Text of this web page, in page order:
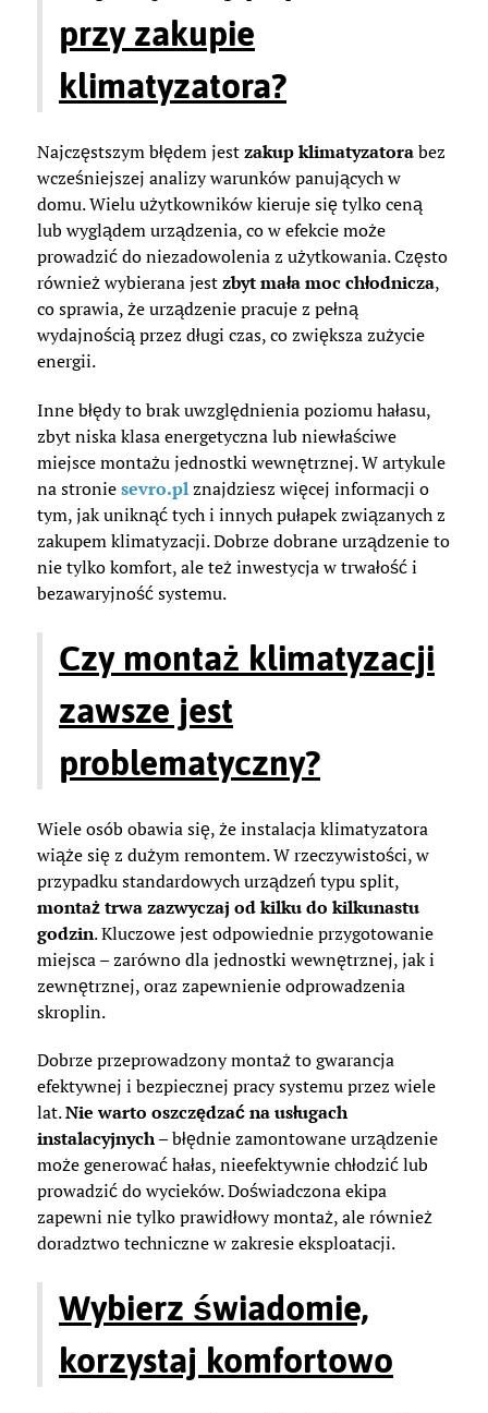
przy zakupie
klimatyzatora?
Najczęstszym błędem jestzakup klimatyzatorabez
wcześniejszej analizy warunków panujących w
domu. Wielu użytkowników kieruje się tylko ceną
lub wyglądem urządzenia, co w efekcie może
prowadzić do niezadowolenia z użytkowania. Często
również wybierana jestzbyt mała moc chłodnicza,
co sprawia, że urządzenie pracuje z pełną
wydajnością przez długi czas, co zwiększa zużycie
energii.
Inne błędy to brak uwzględnienia poziomu hałasu,
zbyt niska klasa energetyczna lub niewłaściwe
miejsce montażu jednostki wewnętrznej. W artykule
na stroniesevro.plznajdziesz więcej informacji o
tym, jak uniknąć tych i innych pułapek związanych z
zakupem klimatyzacji. Dobrze dobrane urządzenie to
nie tylko komfort, ale też inwestycja w trwałość i
bezawaryjność systemu.
Czy montaż klimatyzacji
zawsze jest
problematyczny?
Wiele osób obawia się, że instalacja klimatyzatora
wiąże się z dużym remontem. W rzeczywistości, w
przypadku standardowych urządzeń typu split,
montaż trwa zazwyczaj od kilku do kilkunastu
godzin. Kluczowe jest odpowiednie przygotowanie
miejsca – zarówno dla jednostki wewnętrznej, jak i
zewnętrznej, oraz zapewnienie odprowadzenia
skroplin.
Dobrze przeprowadzony montaż to gwarancja
efektywnej i bezpiecznej pracy systemu przez wiele
lat.Nie warto oszczędzać na usługach
instalacyjnych– błędnie zamontowane urządzenie
może generować hałas, nieefektywnie chłodzić lub
prowadzić do wycieków. Doświadczona ekipa
zapewni nie tylko prawidłowy montaż, ale również
doradztwo techniczne w zakresie eksploatacji.
Wybierz świadomie,
korzystaj komfortowo